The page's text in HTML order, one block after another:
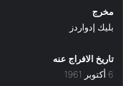
مخرج
بليك إدواردز
تاريخ الافراج عنه
6 أكتوبر 1961